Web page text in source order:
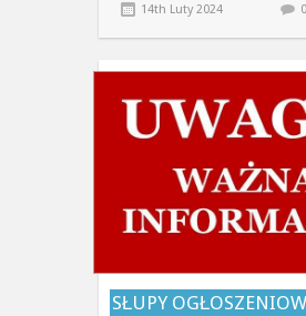
14th Luty 2024
SŁUPY